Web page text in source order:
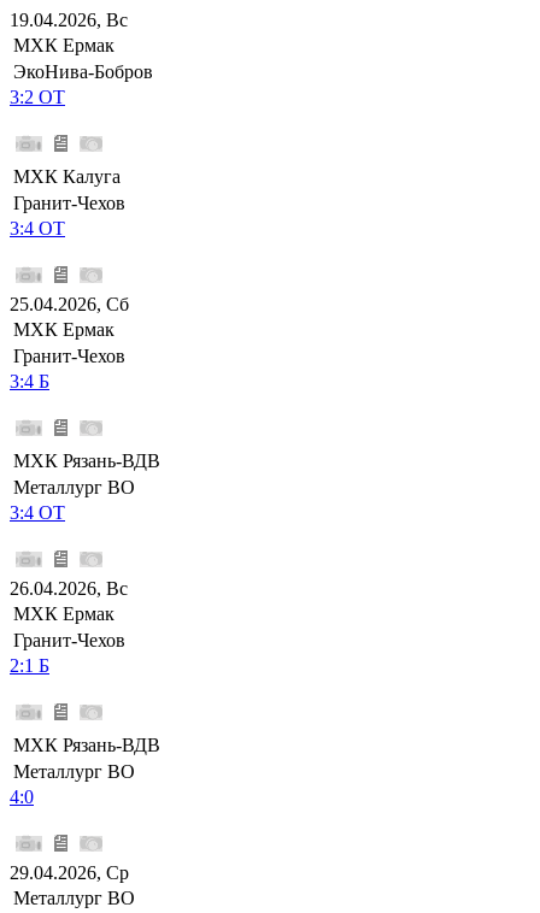
19.04.2026, Вс
МХК Ермак
ЭкоНива-Бобров
3:2 ОТ
МХК Калуга
Гранит-Чехов
3:4 ОТ
25.04.2026, Сб
МХК Ермак
Гранит-Чехов
3:4 Б
МХК Рязань-ВДВ
Металлург ВО
3:4 ОТ
26.04.2026, Вс
МХК Ермак
Гранит-Чехов
2:1 Б
МХК Рязань-ВДВ
Металлург ВО
4:0
29.04.2026, Ср
Металлург ВО